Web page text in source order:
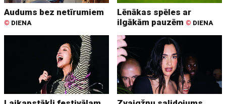
Audums bez netīrumiem
© DIENA
Lēnākas spēles ar
ilgākām pauzēm © DIENA